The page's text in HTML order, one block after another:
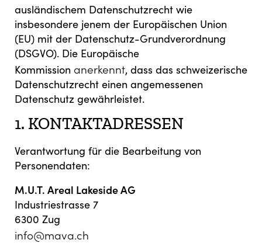
ausländischem Datenschutzrecht wie
insbesondere jenem der Europäischen Union
(EU) mit der Datenschutz-Grundverordnung
(DSGVO). Die Europäische
Kommission anerkennt, dass das schweizerische
Datenschutzrecht einen angemessenen
Datenschutz gewährleistet.
1. KONTAKTADRESSEN
Verantwortung für die Bearbeitung von
Personendaten:
M.U.T. Areal Lakeside AG
Industriestrasse 7
6300 Zug
info@mava.ch